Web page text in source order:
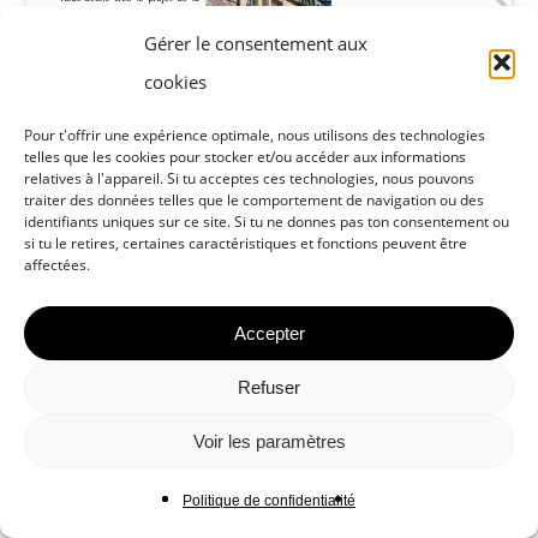
Gérer le consentement aux
cookies
Pour t'offrir une expérience optimale, nous utilisons des technologies
telles que les cookies pour stocker et/ou accéder aux informations
relatives à l'appareil. Si tu acceptes ces technologies, nous pouvons
traiter des données telles que le comportement de navigation ou des
identifiants uniques sur ce site. Si tu ne donnes pas ton consentement ou
si tu le retires, certaines caractéristiques et fonctions peuvent être
affectées.
Accepter
Refuser
Voir les paramètres
Politique de confidentialité